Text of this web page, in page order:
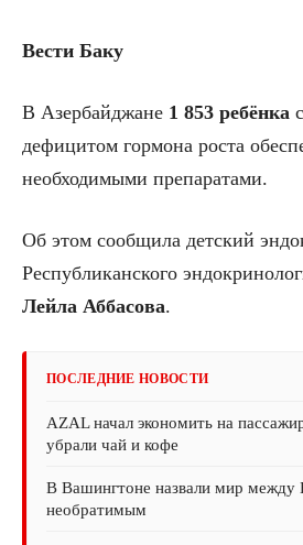
Вести Баку
В Азербайджане 1 853 ребёнка
дефицитом гормона роста
необходимыми препаратами.
Об этом сообщила детский
Республиканского
Лейла Аббасова.
ПОСЛЕДНИЕ НОВОСТИ
AZAL начал экономить на
убрали чай и кофе
В Вашингтоне назвали мир между
необратимым